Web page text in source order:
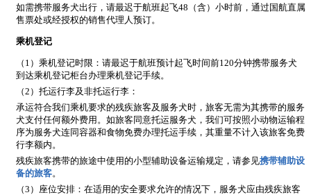
如需携带服务犬出行，请最迟于航班起飞48（含）小时前，通过国航直属
售票处或经授权的销售代理人预订。
乘机登记
（1）乘机登记时限：请最迟于航班预计起飞时间前120分钟携带服务犬
到达乘机登记柜台办理乘机登记手续。
（2）托运行李及非托运行李：
承运符合我们乘机要求的残疾旅客及服务犬时，旅客无需为其携带的服务
犬支付任何额外费用。如旅客同意托运服务犬，我们可按照小动物运输程
序为服务犬连同容器和食物免费办理托运手续，其重量不计入该旅客免费
行李额内。
残疾旅客携带的旅途中使用的小型辅助设备运输规定，请参见携带辅助设
备的旅客。
（3）座位安排：在适用的安全要求允许的情况下，服务犬应由残疾旅客